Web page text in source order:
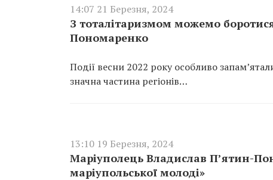
14:07 21 Березня, 2024
З тоталітаризмом можемо
Пономаренко
Події весни 2022 року особливо
значна частина регіонів…
13:10 19 Березня, 2024
Маріуполець Владислав П’ятин-
маріупольської молоді»